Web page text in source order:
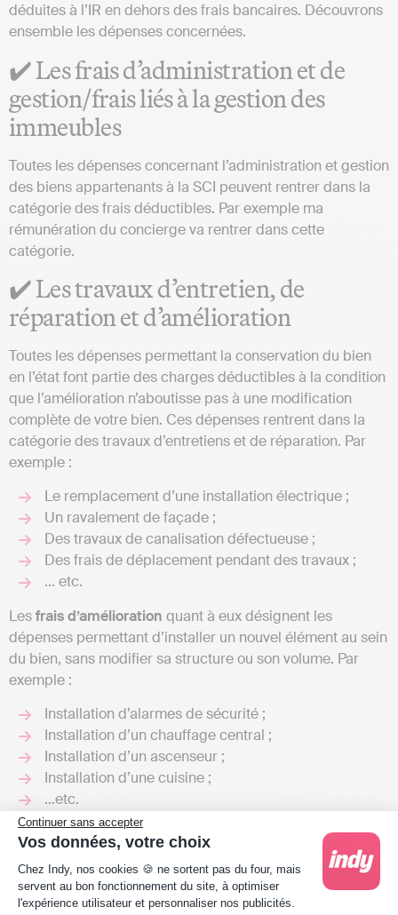
Continuer sans accepter
Vos données, votre choix
Plateforme de Gestion du Consentement :
Chez Indy, nos cookies 🍪 ne sortent pas du four, mais
servent au bon fonctionnement du site, à optimiser
l'expérience utilisateur et personnaliser nos publicités.
déduites à l’IR en dehors des frais bancaires. Découvrons
ensemble les dépenses concernées.
✔️ Les frais d’administration et de
gestion/frais liés à la gestion des
immeubles
Toutes les dépenses concernant l’administration et gestion
des biens appartenants à la SCI peuvent rentrer dans la
catégorie des frais déductibles. Par exemple ma
rémunération du concierge va rentrer dans cette
catégorie.
✔️ Les travaux d’entretien, de
réparation et d’amélioration
Toutes les dépenses permettant la conservation du bien
en l’état font partie des charges déductibles à la condition
que l’amélioration n’aboutisse pas à une modification
complète de votre bien. Ces dépenses rentrent dans la
catégorie des travaux d’entretiens et de réparation. Par
exemple :
Le remplacement d’une installation électrique ;
Un ravalement de façade ;
Des travaux de canalisation défectueuse ;
Des frais de déplacement pendant des travaux ;
… etc.
Lesfrais d’amélioration quant à eux désignent les
dépenses permettant d’installer un nouvel élément au sein
du bien, sans modifier sa structure ou son volume. Par
exemple :
Installation d’alarmes de sécurité ;
Installation d’un chauffage central ;
Installation d’un ascenseur ;
Installation d’une cuisine ;
…etc.